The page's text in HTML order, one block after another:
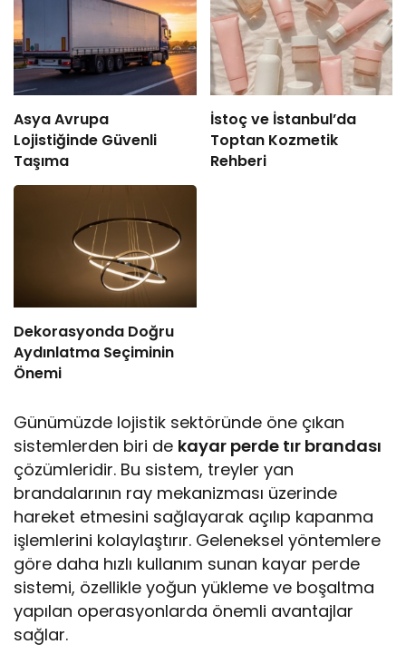
Asya Avrupa
Lojistiğinde Güvenli
Taşıma
İstoç ve İstanbul’da
Toptan Kozmetik
Rehberi
Dekorasyonda Doğru
Aydınlatma Seçiminin
Önemi
Günümüzde lojistik sektöründe öne çıkan
sistemlerden biri de kayar perde tır brandası
çözümleridir. Bu sistem, treyler yan
brandalarının ray mekanizması üzerinde
hareket etmesini sağlayarak açılıp kapanma
işlemlerini kolaylaştırır. Geleneksel yöntemlere
göre daha hızlı kullanım sunan kayar perde
sistemi, özellikle yoğun yükleme ve boşaltma
yapılan operasyonlarda önemli avantajlar
sağlar.